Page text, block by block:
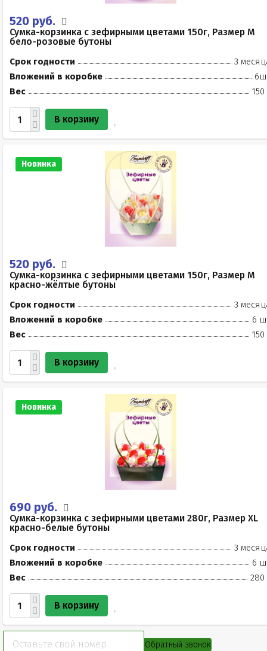
520 руб.
Сумка-корзинка с зефирными цветами 150г, Размер М
бело-розовые бутоны
Срок годности
3
Вложений в коробке
Вес
150
В корзину
Новинка
520 руб.
Сумка-корзинка с зефирными цветами 150г, Размер М
красно-жёлтые бутоны
Срок годности
3
Вложений в коробке
6
Вес
150
В корзину
Новинка
690 руб.
Сумка-корзинка с зефирными цветами 280г, Размер XL
красно-белые бутоны
Срок годности
3
Вложений в коробке
6
Вес
280
В корзину
Обратный звонок